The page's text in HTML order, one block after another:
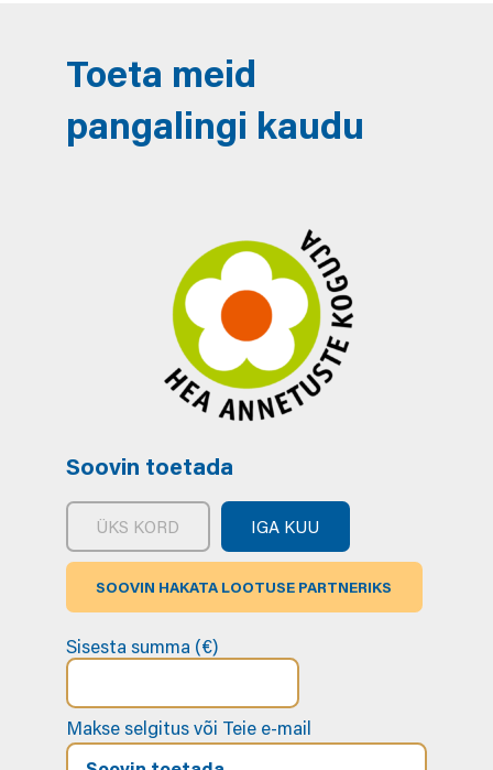
Toeta meid
pangalingi kaudu
Soovin toetada
ÜKS KORD IGA KUU
SOOVIN HAKATA LOOTUSE PARTNERIKS
Sisesta summa (€)
Makse selgitus või Teie e-mail